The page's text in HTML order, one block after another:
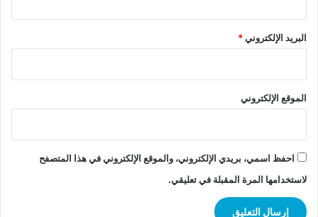
البريد الإلكتروني*
الموقع الإلكتروني
احفظ اسمي، بريدي الإلكتروني، والموقع الإلكتروني في هذا المتصفح
لاستخدامها المرة المقبلة في تعليقي.